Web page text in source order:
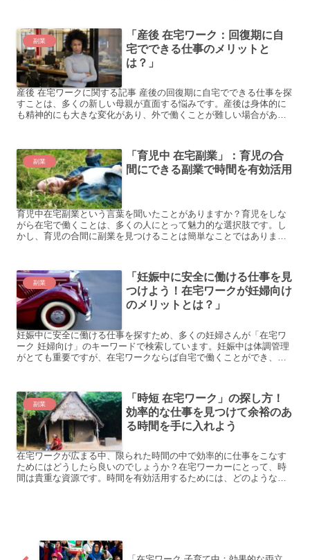
副業
「産後 在宅ワーク：回復期に自
宅でできる仕事のメリットと
は？」
産後 在宅ワークに関する記事 産後の回復期に自宅でできる仕事を探
すことは、多くの新しい母親が直面する悩みです。産後は身体的に
も精神的にも大きな変化があり、外で働くことが難しい場合があり
副業
「育児中 在宅副業」：育児の合
間にできる副業で時間を有効活用
育児中在宅副業という言葉を聞いたことがありますか？育児をしな
がら在宅で働くことは、多くの人にとって魅力的な選択肢です。し
かし、育児の合間に副業を見つけることは簡単なことではありませ
副業
「妊娠中に安全に働ける仕事を見
つけよう！在宅ワークが妊婦向け
のメリットとは？」
妊娠中に安全に働ける仕事を探すため、多くの妊婦さんが「在宅ワ
ーク 妊婦向け」のキーワードで検索しています。妊娠中は体調管理
がとても重要ですが、在宅ワークならば自宅で働くことができ、自
副業
「時短 在宅ワーク」の探し方！
効率的な仕事を見つけて余裕のあ
る時間を手に入れよう
在宅ワークが広まる中、限られた時間の中で効率的に仕事をこなす
ためにはどうしたら良いのでしょうか？在宅ワーカーにとって、時
間は貴重な資源です。時間を有効活用するためには、どのような問